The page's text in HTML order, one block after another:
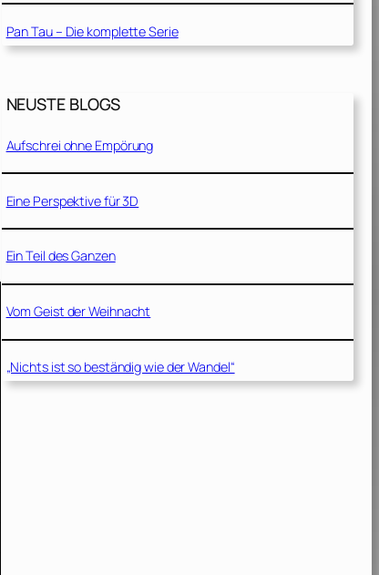
Pan Tau – Die komplette Serie
NEUSTE BLOGS
Aufschrei ohne Empörung
Eine Perspektive für 3D
Ein Teil des Ganzen
Vom Geist der Weihnacht
„Nichts ist so beständig wie der Wandel“